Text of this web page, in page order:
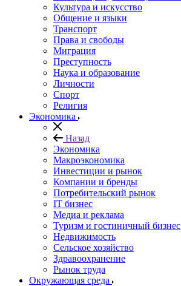
Культура и искусство
Общение и языки
Транспорт
Права и свободы
Миграция
Преступность
Наука и образование
Личности
Спорт
Религия
Экономика
Назад
Экономика
Макроэкономика
Инвестиции и рынок
Компании и бренды
Потребительский рынок
IT бизнес
Медиа и реклама
Туризм и гостиничный бизнес
Недвижимость
Сельское хозяйство
Здравоохранение
Рынок труда
Окружающая среда